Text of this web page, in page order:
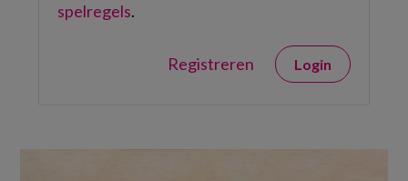
spelregels.
Registreren Login